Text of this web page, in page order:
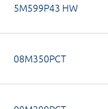
5M599P43 HW
08M350PCT